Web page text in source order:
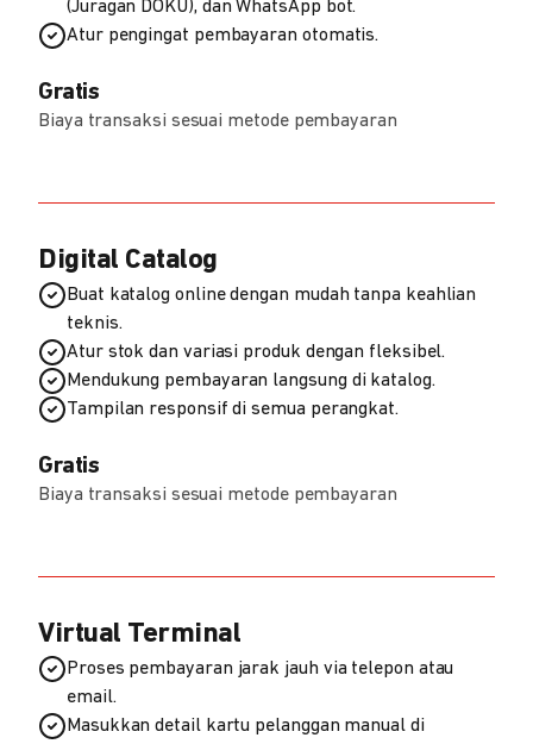
(Juragan DOKU), dan WhatsApp bot.
Atur pengingat pembayaran otomatis.
Gratis
Biaya transaksi sesuai metode pembayaran
Digital Catalog
Buat katalog online dengan mudah tanpa keahlian
teknis.
Atur stok dan variasi produk dengan fleksibel.
Mendukung pembayaran langsung di katalog.
Tampilan responsif di semua perangkat.
Gratis
Biaya transaksi sesuai metode pembayaran
Virtual Terminal
Proses pembayaran jarak jauh via telepon atau
email.
Masukkan detail kartu pelanggan manual di